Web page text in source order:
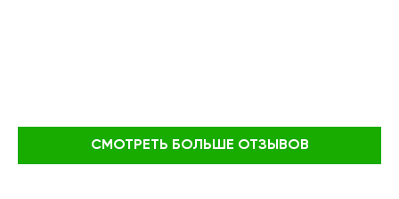
СМОТРЕТЬ БОЛЬШЕ ОТЗЫВОВ